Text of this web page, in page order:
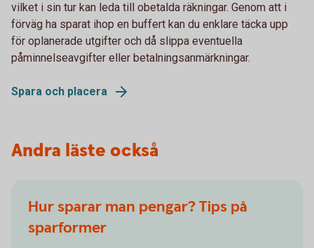
vilket i sin tur kan leda till obetalda räkningar. Genom att i
förväg ha sparat ihop en buffert kan du enklare täcka upp
för oplanerade utgifter och då slippa eventuella
påminnelseavgifter eller betalningsanmärkningar.
Spara och placera
Andra läste också
Hur sparar man pengar? Tips på
sparformer